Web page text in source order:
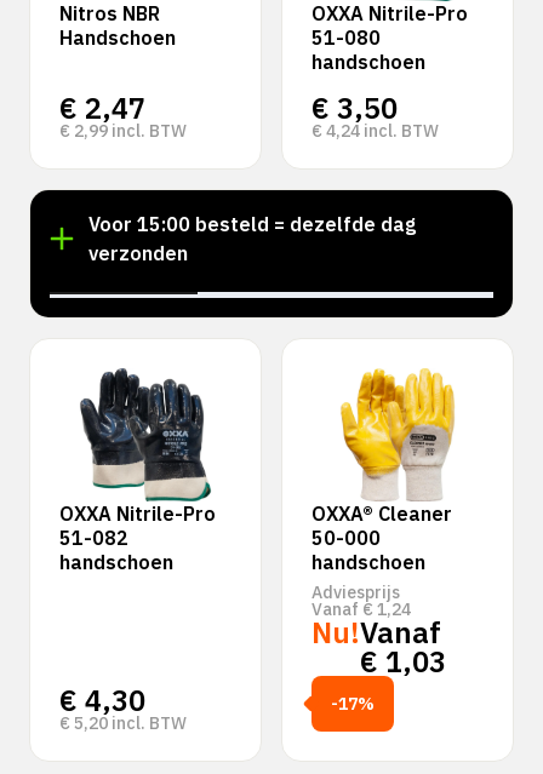
Nitros NBR
Handschoen
€ 2,47
€ 2,99 incl. BTW
OXXA Nitrile-Pro
51-080
handschoen
€ 3,50
€ 4,24 incl. BTW
Voor 15:00 besteld = dezelfde dag
verzonden
OXXA Nitrile-Pro
51-082
handschoen
€ 4,30
€ 5,20 incl. BTW
OXXA® Cleaner
50-000
handschoen
Adviesprijs
Vanaf € 1,24
Nu!Vanaf
€ 1,03
-17%